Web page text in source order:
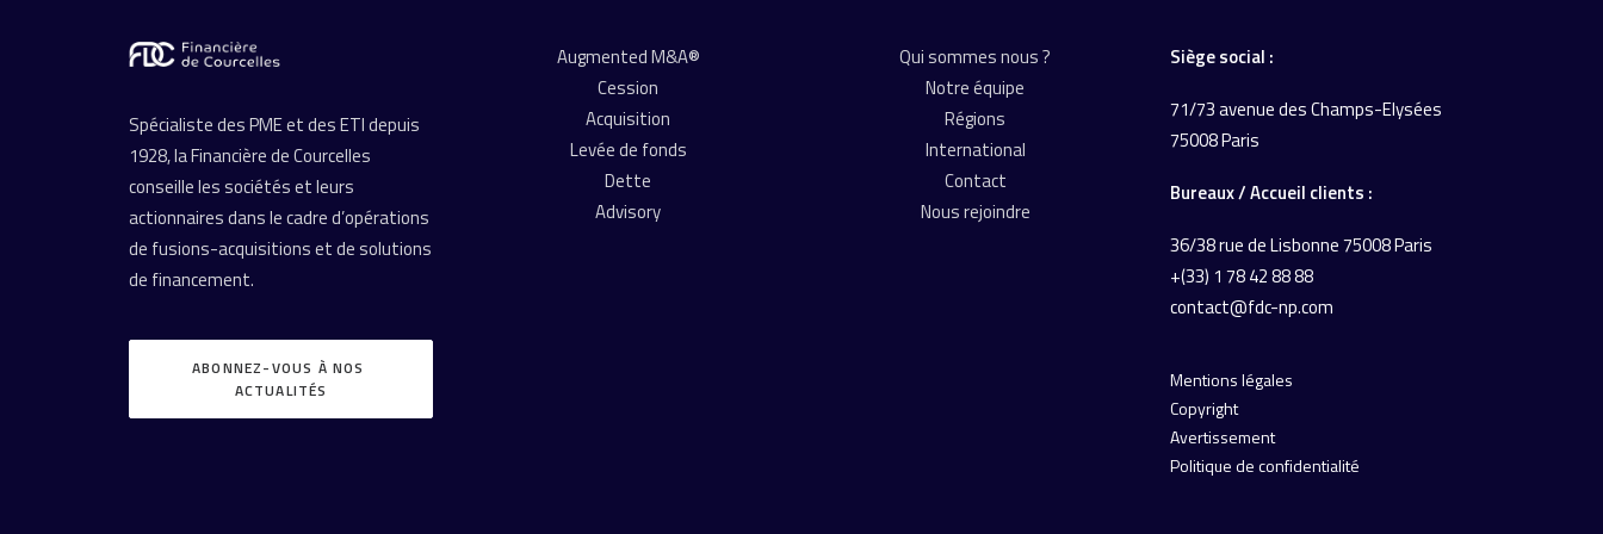
Spécialiste des PME et des ETI depuis
1928, la Financière de Courcelles
conseille les sociétés et leurs
actionnaires dans le cadre d’opérations
de fusions-acquisitions et de solutions
de financement.
ABONNEZ-VOUS À NOS
ACTUALITÉS
Augmented M&A®
Cession
Acquisition
Levée de fonds
Dette
Advisory
Qui sommes nous ?
Notre équipe
Régions
International
Contact
Nous rejoindre
Siège social :
71/73 avenue des Champs-Elysées
75008 Paris
Bureaux / Accueil clients :
36/38 rue de Lisbonne75008 Paris
+(33) 1 78 42 88 88
contact@fdc-np.com
Mentions légales
Copyright
Avertissement
Politique de confidentialité